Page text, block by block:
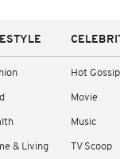
& Living
Hot Gossip
Movie
Music
TV Scoop